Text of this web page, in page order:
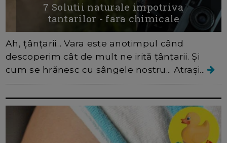
7 Solutii naturale impotriva
tantarilor - fara chimicale
Ah, țânțarii... Vara este anotimpul când
descoperim cât de mult ne irită țânțarii. Și
cum se hrănesc cu sângele nostru... Atrași...